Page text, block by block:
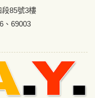
85號3樓
、69003